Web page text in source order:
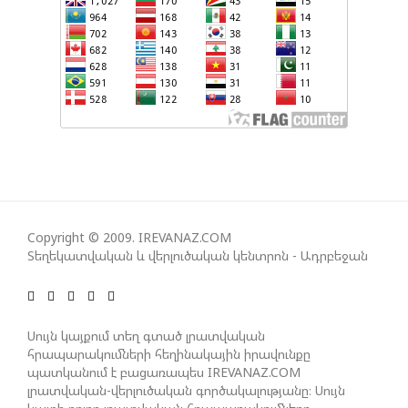
ՀԱՅԱՑՔ ՀԱՅԱՍՏԱՆԻՑ. ՈՐՔԱ՞Ն ԲԱՐՁՐ ԵՆ TRIPP-Ի
ԿՅԱՆՔԻ ԿՈՉՄԱՆ ՇԱՆՍԵՐՆ ԱՅՍ ՊԱՀԻՆ
ՀԱՊԿ-Ի ՄԱՍՆԱԿՑՈՒԹՅՈՒՆԸ ՂԱՐԱԲԱՂՅԱՆ
ԳՈՐԾՈՒՆԵՈՒԹՅՈՒՆ ԱԴՐԲԵՋԱՆՈՒՄ ԱՆՕՐԻՆԱԿԱՆ
Է ՃԱՆԱՉՎԵԼ
ՄԱԼԴԻՎՑԻ ԳՈՐԾԸՆԿԵՐ ՄՈՀԱՄՄԵԴ ՄՈՒԻԶԱՅԻՆ.
«ՄԵՆՔ ԳՈՀ ԵՆՔ ԱԴՐԲԵՋԱՆԻ ԵՎ ՄԱԼԴԻՎՆԵՐԻ
ՄԻՋԵՎ ՀԱՐԱԲԵՐՈՒԹՅՈՒՆՆԵՐԻ ԴԻՆԱՄԻԿ
ԶԱՐԳԱՑՈՒՄԻՑ»
Copyright © 2009. IREVANAZ.COM
Տեղեկատվական և վերլուծական կենտրոն - Ադրբեջան
Սույն կայքում տեղ գտած լրատվական
հրապարակումների հեղինակային իրավունքը
պատկանում է բացառապես IREVANAZ.COM
լրատվական-վերլուծական գործակալությանը։ Սույն